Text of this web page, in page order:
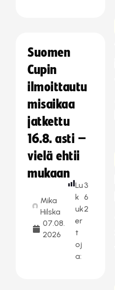
Suomen
Cupin
ilmoittautu
misaikaa
jatkettu
16.8. asti –
vielä ehtii
mukaan
Mika
Hilska
07.08.
2026
Lu
k
uk
er
t
oj
a:
3
6
2